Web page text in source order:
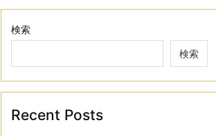
検索
検索
Recent Posts